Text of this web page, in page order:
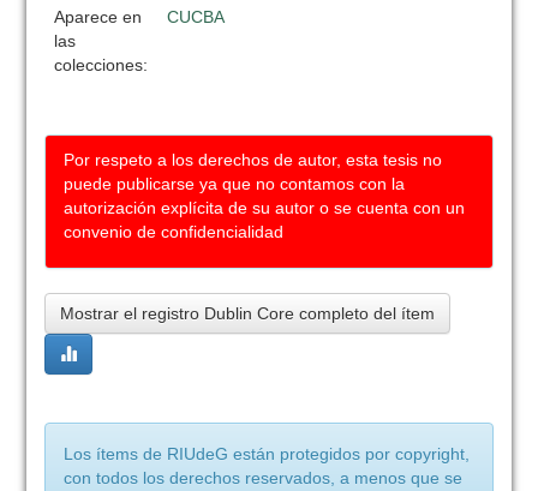
Aparece en
las
colecciones:
CUCBA
Por respeto a los derechos de autor, esta tesis no
puede publicarse ya que no contamos con la
autorización explícita de su autor o se cuenta con un
convenio de confidencialidad
Mostrar el registro Dublin Core completo del ítem
Los ítems de RIUdeG están protegidos por copyright,
con todos los derechos reservados, a menos que se